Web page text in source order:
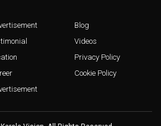
Blog
Videos
Privacy Policy
Cookie Policy